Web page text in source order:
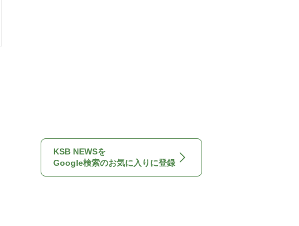
KSB NEWSを
Google検索のお気に入りに登録